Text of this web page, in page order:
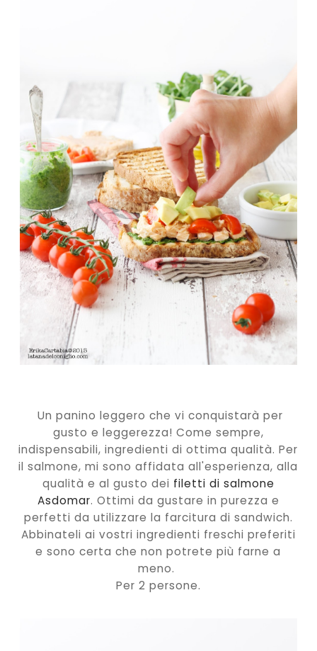
Un panino leggero che vi conquistarà per
gusto e leggerezza! Come sempre,
indispensabili, ingredienti di ottima qualità. Per
il salmone, mi sono affidata all'esperienza, alla
qualità e al gusto dei filetti di salmone
Asdomar. Ottimi da gustare in purezza e
perfetti da utilizzare la farcitura di sandwich.
Abbinateli ai vostri ingredienti freschi preferiti
e sono certa che non potrete più farne a
meno.
Per 2 persone.